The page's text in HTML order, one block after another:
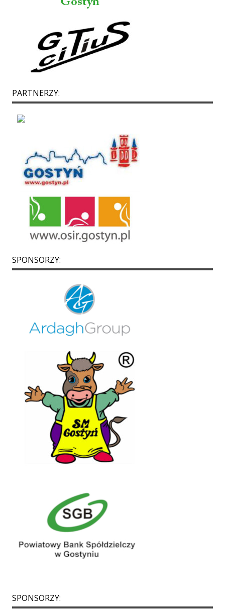
PARTNERZY:
SPONSORZY:
SPONSORZY: